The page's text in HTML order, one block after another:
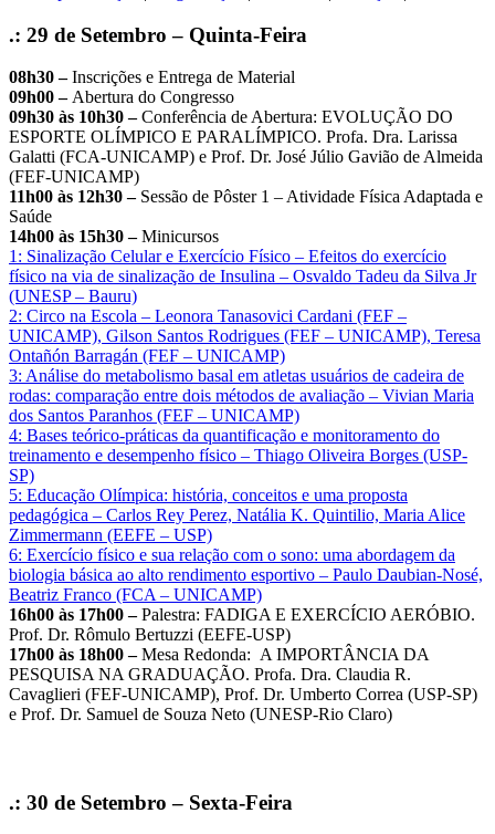
.: 29 de Setembro – Quinta-Feira
08h30 –Inscrições e Entrega de Material
09h00 –Abertura do Congresso
09h30 às 10h30 –Conferência de Abertura: EVOLUÇÃO DO
ESPORTE OLÍMPICO E PARALÍMPICO. Profa. Dra. Larissa
Galatti (FCA-UNICAMP) e Prof. Dr. José Júlio Gavião de Almeida
(FEF-UNICAMP)
11h00 às 12h30 –Sessão de Pôster 1 – Atividade Física Adaptada e
Saúde
​14h00 às 15h30 –Minicursos
1: Sinalização Celular e Exercício Físico – Efeitos do exercício
físico na via de sinalização de Insulina – Osvaldo Tadeu da Silva Jr
(UNESP – Bauru)
2: Circo na Escola – Leonora Tanasovici Cardani (FEF –
UNICAMP), Gilson Santos Rodrigues (FEF – UNICAMP), Teresa
Ontañón Barragán (FEF – UNICAMP)
3: Análise do metabolismo basal em atletas usuários de cadeira de
rodas: comparação entre dois métodos de avaliação – Vivian Maria
dos Santos Paranhos (FEF – UNICAMP)
4: Bases teórico-práticas da quantificação e monitoramento do
treinamento e desempenho físico – Thiago Oliveira Borges (USP-
SP)
5: Educação Olímpica: história, conceitos e uma proposta
pedagógica – Carlos Rey Perez, Natália K. Quintilio, Maria Alice
Zimmermann (EEFE – USP)
6: Exercício físico e sua relação com o sono: uma abordagem da
biologia básica ao alto rendimento esportivo – Paulo Daubian-Nosé,
Beatriz Franco (FCA – UNICAMP)
16h00 às 17h00 –Palestra: FADIGA E EXERCÍCIO AERÓBIO.
Prof. Dr. Rômulo Bertuzzi (EEFE-USP)
17h00 às 18h00 –Mesa Redonda: A IMPORTÂNCIA DA
PESQUISA NA GRADUAÇÃO. Profa. Dra. Claudia R.
Cavaglieri (FEF-UNICAMP), Prof. Dr. Umberto Correa (USP-SP)
e Prof. Dr. Samuel de Souza Neto (UNESP-Rio Claro)
.: 30 de Setembro – Sexta-Feira